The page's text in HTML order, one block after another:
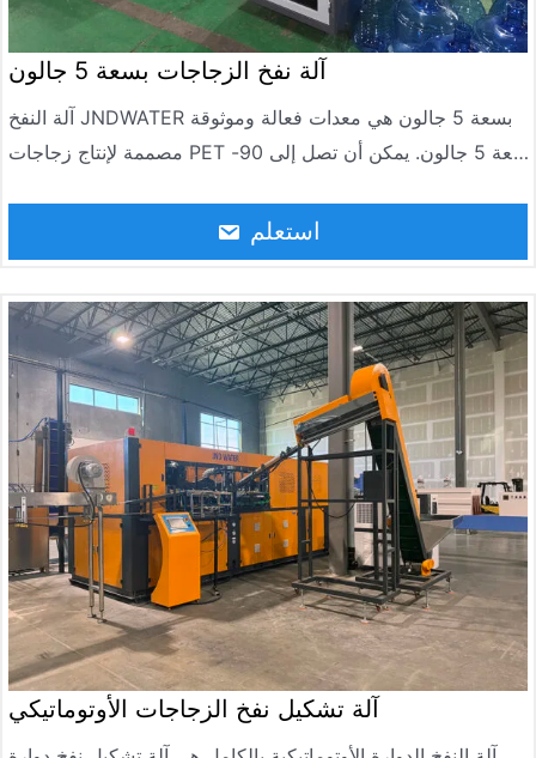
آلة نفخ الزجاجات بسعة 5 جالون
آلة النفخ JNDWATER بسعة 5 جالون هي معدات فعالة وموثوقة
مصممة لإنتاج زجاجات PET سعة 5 جالون. يمكن أن تصل إلى 90-
استعلم
آلة تشكيل نفخ الزجاجات الأوتوماتيكي